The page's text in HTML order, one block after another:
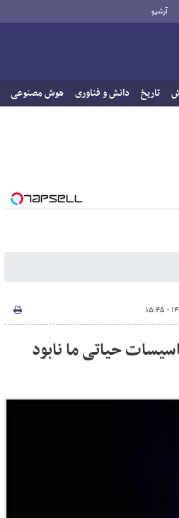
آرشیو
تاریخ دانش و فناوری هوش مصنوعی
حیاتی ما نابود